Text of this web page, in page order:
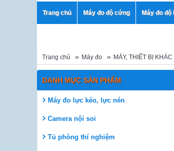
Trang chủ Máy đo độ cứng Máy đo độ
Trang chủ Máy đo MÁY, THIẾT BỊ KHÁC
DANH MỤC SẢN PHẨM
Máy đo lực kéo, lực nén
Camera nội soi
Tủ phòng thí nghiệm